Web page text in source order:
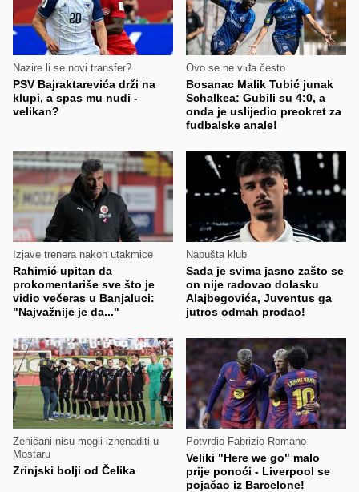
Nazire li se novi transfer?
PSV Bajraktarevića drži na
klupi, a spas mu nudi -
velikan?
Ovo se ne viđa često
Bosanac Malik Tubić junak
Schalkea: Gubili su 4:0, a
onda je uslijedio preokret za
fudbalske anale!
Izjave trenera nakon utakmice
Rahimić upitan da
prokomentariše sve što je
vidio večeras u Banjaluci:
"Najvažnije je da..."
Napušta klub
Sada je svima jasno zašto se
on nije radovao dolasku
Alajbegovića, Juventus ga
jutros odmah prodao!
Zeničani nisu mogli iznenaditi u
Mostaru
Zrinjski bolji od Čelika
Potvrdio Fabrizio Romano
Veliki "Here we go" malo
prije ponoći - Liverpool se
pojačao iz Barcelone!